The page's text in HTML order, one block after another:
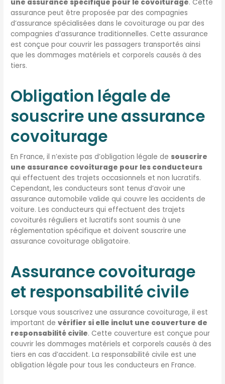
une assurance spécifique pour le covoiturage. Cette
assurance peut être proposée par des compagnies
d’assurance spécialisées dans le covoiturage ou par des
compagnies d’assurance traditionnelles. Cette assurance
est conçue pour couvrir les passagers transportés ainsi
que les dommages matériels et corporels causés à des
tiers.
Obligation légale de
souscrire une assurance
covoiturage
En France, il n’existe pas d’obligation légale desouscrire
une assurance covoiturage pour les conducteurs
qui effectuent des trajets occasionnels et non lucratifs.
Cependant, les conducteurs sont tenus d’avoir une
assurance automobile valide qui couvre les accidents de
voiture. Les conducteurs qui effectuent des trajets
covoiturés réguliers et lucratifs sont soumis à une
réglementation spécifique et doivent souscrire une
assurance covoiturage obligatoire.
Assurance covoiturage
et responsabilité civile
Lorsque vous souscrivez une assurance covoiturage, il est
important devérifier si elle inclut une couverture de
responsabilité civile. Cette couverture est conçue pour
couvrir les dommages matériels et corporels causés à des
tiers en cas d’accident. La responsabilité civile est une
obligation légale pour tous les conducteurs en France.